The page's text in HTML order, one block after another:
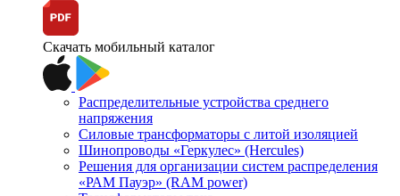
Скачать мобильный каталог
Распределительные устройства среднего
напряжения
Силовые трансформаторы с литой изоляцией
Шинопроводы «Геркулес» (Hercules)
Решения для организации систем распределения
«РАМ Пауэр» (RAM power)